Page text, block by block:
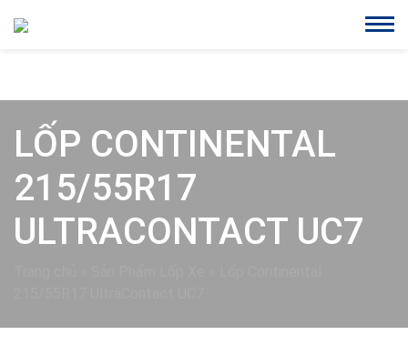
LỐP CONTINENTAL
215/55R17
ULTRACONTACT UC7